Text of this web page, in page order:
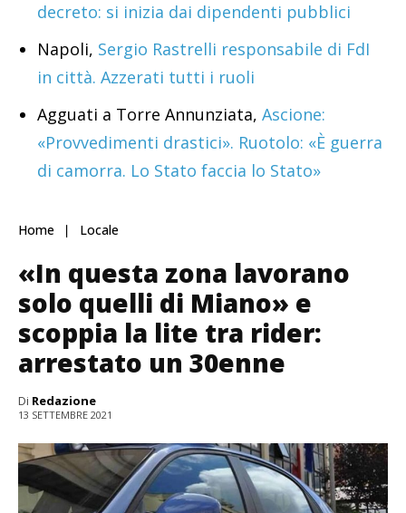
decreto: si inizia dai dipendenti pubblici
Napoli, Sergio Rastrelli responsabile di FdI
in città. Azzerati tutti i ruoli
Agguati a Torre Annunziata, Ascione:
«Provvedimenti drastici». Ruotolo: «È guerra
di camorra. Lo Stato faccia lo Stato»
Home Locale
«In questa zona lavorano
solo quelli di Miano» e
scoppia la lite tra rider:
arrestato un 30enne
Di Redazione
13 SETTEMBRE 2021